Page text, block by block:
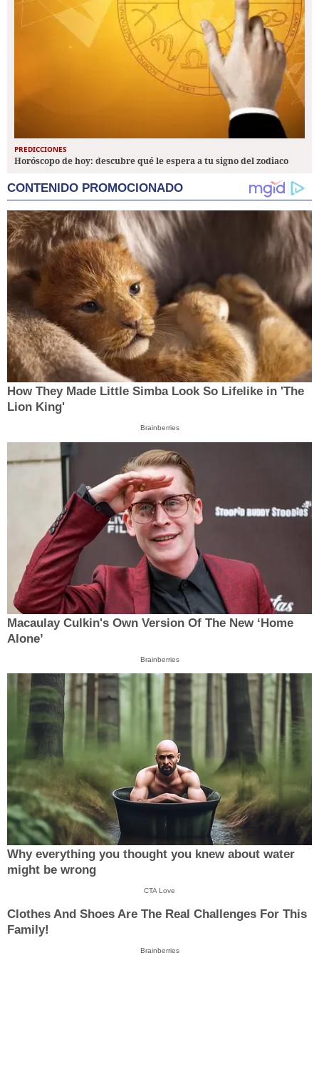
PREDICCIONES
Horóscopo de hoy: descubre qué le espera a tu signo del zodiaco
CONTENIDO PROMOCIONADO
How They Made Little Simba Look So Lifelike in 'The
Lion King'
Brainberries
Macaulay Culkin's Own Version Of The New ‘Home
Alone’
Brainberries
Why everything you thought you knew about water
might be wrong
CTA Love
Clothes And Shoes Are The Real Challenges For This
Family!
Brainberries